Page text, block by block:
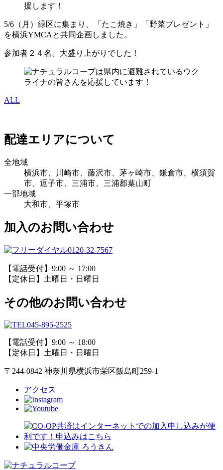
5/6（月）緑区に集まり、「たこ焼き」「野菜プレゼント」
を横浜YMCAと共同企画しました。
参加者２４名。大盛り上がりでした！
ALL
配達エリアについて
全地域
横浜市、川崎市、藤沢市、茅ヶ崎市、鎌倉市、横須賀
市、逗子市、三浦市、三浦郡葉山町
一部地域
大和市、平塚市
加入のお問い合わせ
0120-32-7567
【電話受付】9:00 ～ 17:00
【定休日】土曜日・日曜日
その他のお問い合わせ
045-895-2525
【電話受付】9:00 ～ 18:00
【定休日】土曜日・日曜日
〒244-0842 神奈川県横浜市栄区飯島町259-1
アクセス